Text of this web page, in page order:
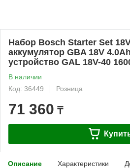
Набор Bosch Starter Set
аккумулятор GBA 18V
устройство GAL 18V-40
В наличии
Код: 36449
Розница
71 360 ₸
Описание Характеристики